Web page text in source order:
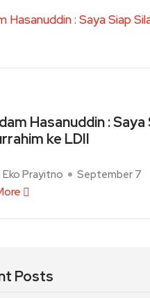
Hasanuddin : Saya
ke LDII
Eko Prayitno September 7
Posts